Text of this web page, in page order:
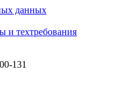
данных
и техтребования
131